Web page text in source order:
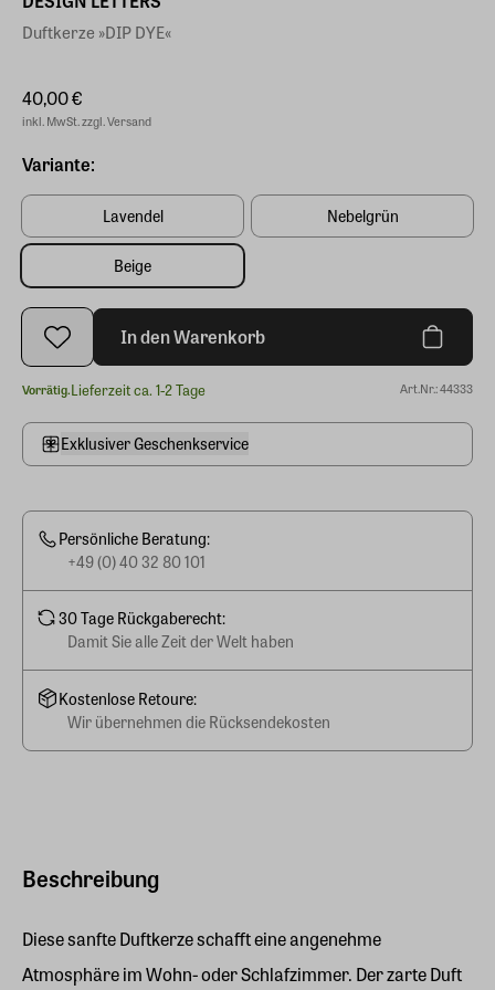
Beschreibung
Diese sanfte Duftkerze schafft eine angenehme
Atmosphäre im Wohn- oder Schlafzimmer. Der zarte Duft
Duftkerze »DIP DYE«
40,00 €
inkl. MwSt. zzgl. Versand
Variante:
Lavendel Nebelgrün
Beige
In den Warenkorb
Vorrätig.Lieferzeit ca. 1-2 Tage Art.Nr.: 44333
Exklusiver Geschenkservice
Persönliche Beratung:
+49 (0) 40 32 80 101
30 Tage Rückgaberecht:
Damit Sie alle Zeit der Welt haben
Kostenlose Retoure:
Wir übernehmen die Rücksendekosten